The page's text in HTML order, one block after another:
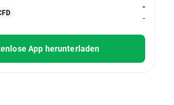
-
-
App herunterladen